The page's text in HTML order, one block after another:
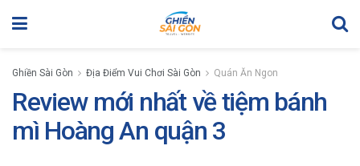
Ghiền Sài Gòn Địa Điểm Vui Chơi Sài Gòn Quán Ăn Ngon
Review mới nhất về tiệm bánh
mì Hoàng An quận 3